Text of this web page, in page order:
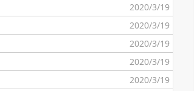
2020/3/19
2020/3/19
2020/3/19
2020/3/19
2020/3/19